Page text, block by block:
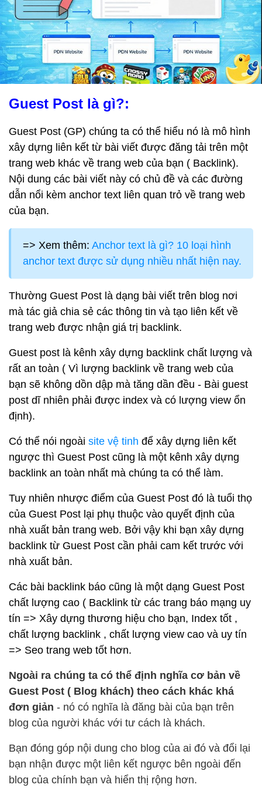
Guest Post là gì?:
Guest Post (GP) chúng ta có thể hiểu nó là mô hình
xây dựng liên kết từ bài viết được đăng tải trên một
trang web khác về trang web của bạn ( Backlink).
Nội dung các bài viết này có chủ đề và các đường
dẫn nổi kèm anchor text liên quan trỏ về trang web
của bạn.
=> Xem thêm: Anchor text là gì? 10 loại hình
anchor text được sử dụng nhiều nhất hiện nay.
Thường Guest Post là dạng bài viết trên blog nơi
mà tác giả chia sẻ các thông tin và tạo liên kết về
trang web được nhận giá trị backlink.
Guest post là kênh xây dựng backlink chất lượng và
rất an toàn ( Vì lượng backlink về trang web của
bạn sẽ không dồn dập mà tăng dần đều - Bài guest
post dĩ nhiên phải được index và có lượng view ổn
định).
Có thể nói ngoài site vệ tinh để xây dựng liên kết
ngược thì Guest Post cũng là một kênh xây dựng
backlink an toàn nhất mà chúng ta có thể làm.
Tuy nhiên nhược điểm của Guest Post đó là tuổi thọ
của Guest Post lại phụ thuộc vào quyết định của
nhà xuất bản trang web. Bởi vậy khi bạn xây dựng
backlink từ Guest Post cần phải cam kết trước với
nhà xuất bản.
Các bài backlink báo cũng là một dạng Guest Post
chất lượng cao ( Backlink từ các trang báo mạng uy
tín => Xây dựng thương hiệu cho bạn, Index tốt ,
chất lượng backlink , chất lượng view cao và uy tín
=> Seo trang web tốt hơn.
Ngoài ra chúng ta có thể định nghĩa cơ bản về
Guest Post ( Blog khách) theo cách khác khá
đơn giản - nó có nghĩa là đăng bài của bạn trên
blog của người khác với tư cách là khách.
Bạn đóng góp nội dung cho blog của ai đó và đổi lại
bạn nhận được một liên kết ngược bên ngoài đến
blog của chính bạn và hiển thị rộng hơn.